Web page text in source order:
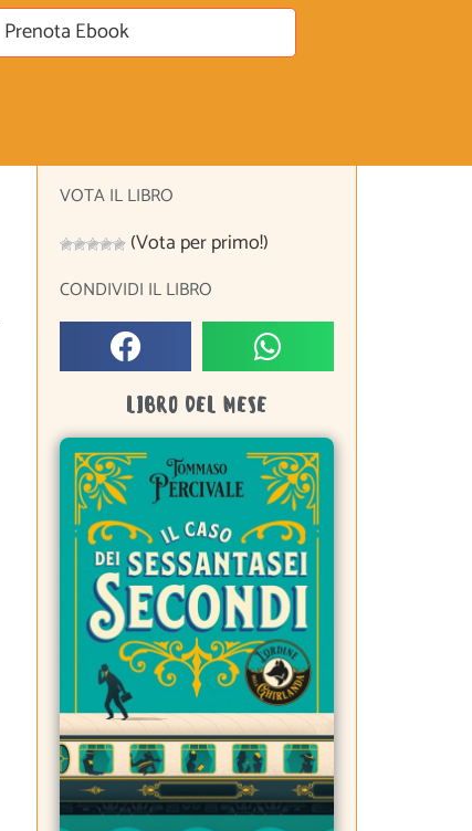
Prenota Ebook
VOTA IL LIBRO
(Vota per primo!)
CONDIVIDI IL LIBRO
LIBRO DEL MESE